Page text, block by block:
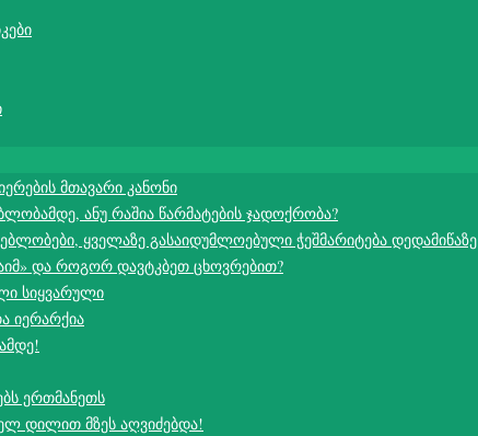
მთავარი კანონი
ანუ რაშია წარმატების ჯადოქრობა?
ყველაზე გასაიდუმლოებული ჭეშმარიტება დედამიწაზე
და როგორ დავტკბეთ ცხოვრებით?
სიყვარული
იერარქია
ერთმანეთს
დილით მზეს აღვიძებდა!